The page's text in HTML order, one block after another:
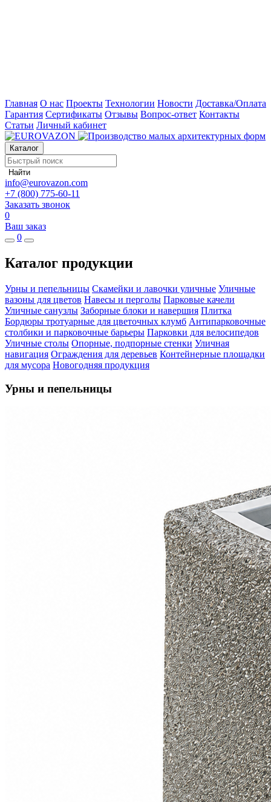
Главная О нас Проекты Технологии Новости Доставка/Оплата
Гарантия Сертификаты Отзывы Вопрос-ответ Контакты
Статьи Личный кабинет
Каталог
Найти
info@eurovazon.com
+7 (800) 775-60-11
Заказать звонок
0
Ваш заказ
0
Каталог продукции
Урны и пепельницы Скамейки и лавочки уличные Уличные
вазоны для цветов Навесы и перголы Парковые качели
Уличные санузлы Заборные блоки и навершия Плитка
Бордюры тротуарные для цветочных клумб Антипарковочные
столбики и парковочные барьеры Парковки для велосипедов
Уличные столы Опорные, подпорные стенки Уличная
навигация Ограждения для деревьев Контейнерные площадки
для мусора Новогодняя продукция
Урны и пепельницы